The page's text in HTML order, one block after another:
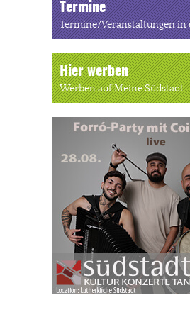
Termine
Termine/Veranstaltungen in
Hier werben
Werben auf Meine Südstadt